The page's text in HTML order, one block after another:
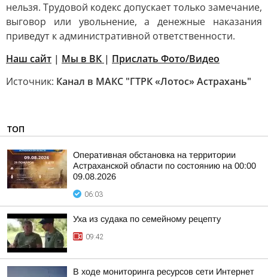
нельзя. Трудовой кодекс допускает только замечание,
выговор или увольнение, а денежные наказания
приведут к административной ответственности.
Наш сайт | Мы в ВК | Прислать Фото/Видео
Источник: Канал в МАКС "ГТРК «Лотос» Астрахань"
ТОП
Оперативная обстановка на территории
Астраханской области по состоянию на 00:00
09.08.2026
06:03
Уха из судака по семейному рецепту
09:42
В ходе мониторинга ресурсов сети Интернет